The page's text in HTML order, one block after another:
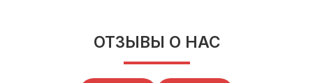
ОТЗЫВЫ О НАС